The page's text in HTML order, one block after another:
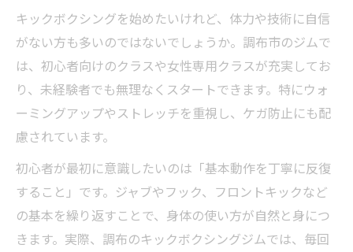
キックボクシングを始めたいけれど、体力や技術に自信
がない方も多いのではないでしょうか。調布市のジムで
は、初心者向けのクラスや女性専用クラスが充実してお
り、未経験者でも無理なくスタートできます。特にウォ
ーミングアップやストレッチを重視し、ケガ防止にも配
慮されています。
初心者が最初に意識したいのは「基本動作を丁寧に反復
すること」です。ジャブやフック、フロントキックなど
の基本を繰り返すことで、身体の使い方が自然と身につ
きます。実際、調布のキックボクシングジムでは、毎回